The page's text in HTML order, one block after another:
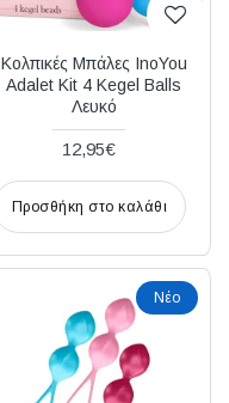
Κολπικές Μπάλες InoYou
Adalet Kit 4 Kegel Balls
Λευκό
12,95€
Προσθήκη στο καλάθι
Νέο